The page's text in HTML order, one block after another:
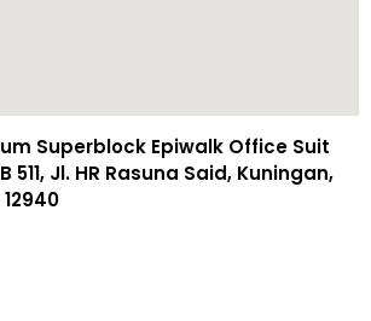
Superblock Epiwalk Office Suit
511, Jl. HR Rasuna Said, Kuningan,